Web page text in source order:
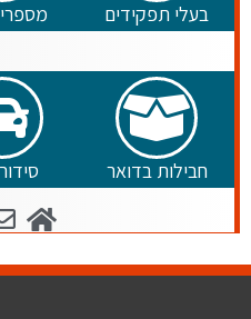
בעלי תפקידים
חבילות בדואר